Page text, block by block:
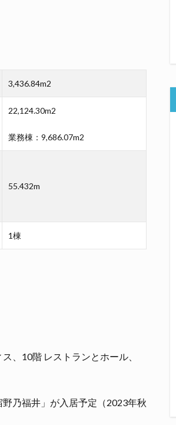
3,436.84m2
22,124.30m2
業務棟：9,686.07m2
55.432m
1棟
、10階 レストランとホール、
乃福井」が入居予定（2023年秋